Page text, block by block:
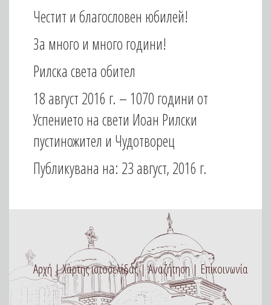
Честит и благословен юбилей!
За много и много години!
Рилска света обител
18 август 2016 г. – 1070 години от
Успението на свети Иоан Рилски
пустиножител и Чудотворец
Публикувана на: 23 август, 2016 г.
Αρχή Χάρτης ιστοσελίδας Αναζήτηση Επικοινωνία